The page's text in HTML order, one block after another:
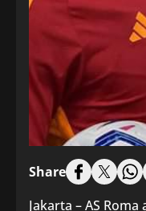
Share
Jakarta – AS